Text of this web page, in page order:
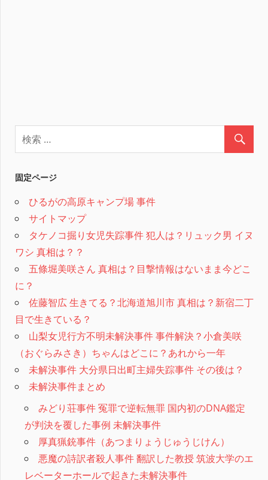
固定ページ
ひるがの高原キャンプ場 事件
サイトマップ
タケノコ掘り女児失踪事件 犯人は？リュック男 イヌ
ワシ 真相は？？
五條堀美咲さん 真相は？目撃情報はないまま今どこ
に？
佐藤智広 生きてる？北海道旭川市 真相は？新宿二丁
目で生きている？
山梨女児行方不明未解決事件 事件解決？小倉美咲
（おぐらみさき）ちゃんはどこに？あれから一年
未解決事件 大分県日出町主婦失踪事件 その後は？
未解決事件まとめ
みどり荘事件 冤罪で逆転無罪 国内初のDNA鑑定
が判決を覆した事例 未解決事件
厚真猟銃事件（あつまりょうじゅうじけん）
悪魔の詩訳者殺人事件 翻訳した教授 筑波大学のエ
レベーターホールで起きた未解決事件